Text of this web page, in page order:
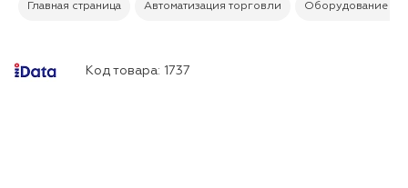
Главная страница Автоматизация торговли Оборудование
Код товара: 1737